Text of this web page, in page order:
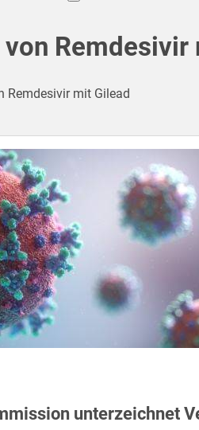
Remdesivir
Remdesivir mit Gilead
unterzeichnet